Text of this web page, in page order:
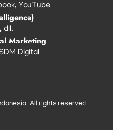
YouTube
dll.
Marketing
Digital
| All rights reserved